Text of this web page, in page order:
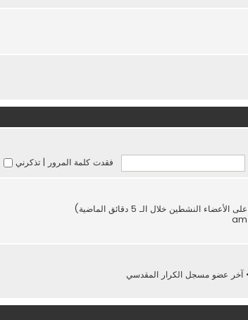
فقدت كلمة المرور | تذكرني
• آخر عضو مسجل الكرار المقدسي